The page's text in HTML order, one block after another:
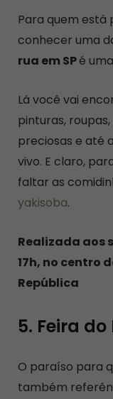
Para quem está
conhecer uma
rua em SPé
Lá você vai
pinturas,
preciosas e até
vivo. E claro,
faltar as
yakisoba.
Realizada aos
17h, no centro
República
5. Feira do
O paraíso para
também